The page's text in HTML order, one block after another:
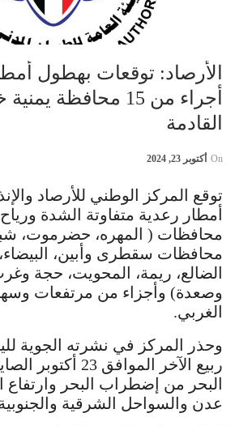
الأرصاد: توقعات بهطول
أجراء من 15 محافظة
القادمة
On أكتوبر 23, 2024
توقع المركز الوطني للأرصاد
أمطار رعدية متفاوتة الشدة
محافظات ( المهره، حضرموت،
محافظات سقطرى وأبين،
الضالع، ريمة، المحويت، حجة
وصعدة) وأجزاء من مرتفعات
الغربي.
ربيع الآخر الموافق
البحر من إضطراب البحر وارتفاع
عدن والسواحل الشرقية